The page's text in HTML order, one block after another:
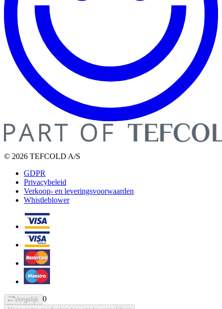
© 2026 TEFCOLD A/S
GDPR
Privacybeleid
Verkoop- en leveringsvoorwaarden
Whistleblower
Vergelijk 0